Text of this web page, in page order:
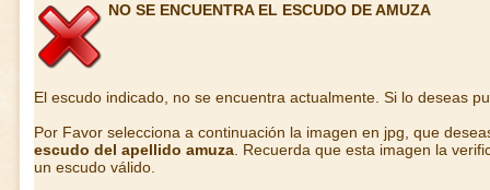
NO SE ENCUENTRA EL ESCUDO DE AMUZA
El escudo indicado, no se encuentra actualmente. Si lo deseas
Por Favor selecciona a continuación la imagen en jpg, que
escudo del apellido amuza . Recuerda que esta imagen la
un escudo válido.